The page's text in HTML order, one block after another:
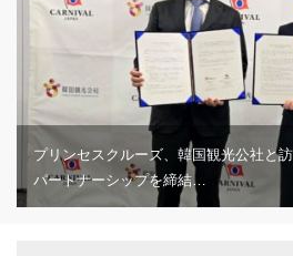
プリンセスクルーズ、韓国観光公社と
パートナーシップを締結…